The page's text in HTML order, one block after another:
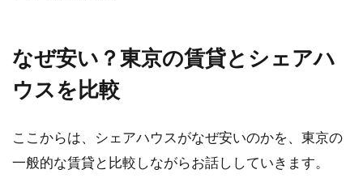
なぜ安い？東京の賃貸とシェアハ
ウスを比較
ここからは、シェアハウスがなぜ安いのかを、東京の
一般的な賃貸と比較しながらお話ししていきます。